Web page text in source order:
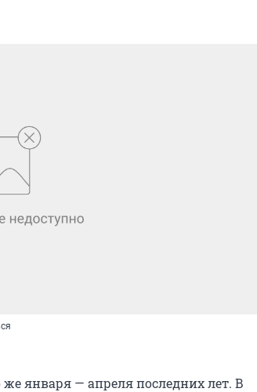
января — апреля последних лет. В